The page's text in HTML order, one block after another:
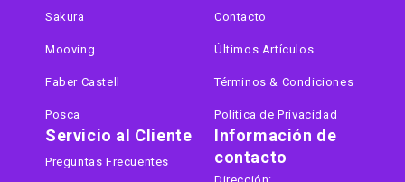
Información de
contacto
Sakura
Mooving
Faber Castell
Posca
Contacto
Últimos Artículos
Términos & Condiciones
Politica de Privacidad
Servicio al Cliente
Preguntas Frecuentes